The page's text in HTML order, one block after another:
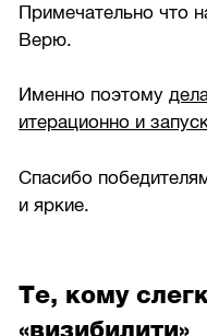
Примечательно что
Верю.
Именно поэтому
итерационно и
Спасибо
и яркие.
Те, кому
«визибилити»